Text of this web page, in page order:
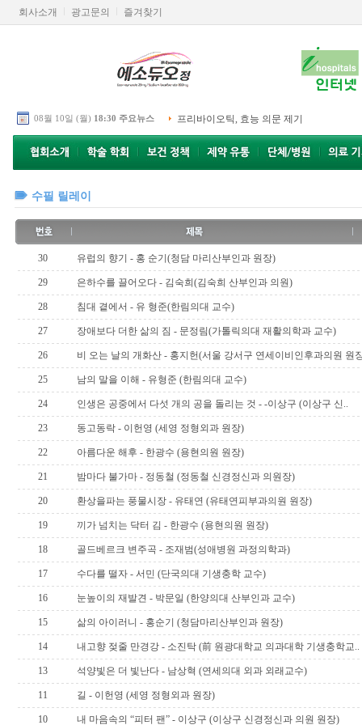
회사소개 광고문의 즐겨찾기
08월 10일 (월) 18:30 주요뉴스 프리바이오틱, 효능 의문 제기
수필 릴레이
30 유럽의 향기 - 홍 순기(청담 마리산부인과 원장)
29 은하수를 끌어오다 - 김숙희(김숙희 산부인과 의원)
28 침대 곁에서 - 유 형준(한림의대 교수)
27 장애보다 더한 삶의 짐 - 문정림(가톨릭의대 재활의학과 교수)
26 비 오는 날의 개화산 - 홍지헌(서울 강서구 연세이비인후과의원 원
25 남의 말을 이해 - 유형준 (한림의대 교수)
24 인생은 공중에서 다섯 개의 공을 돌리는 것 - -이상구 (이상구 신..
23 동고동락 - 이헌영 (세영 정형외과 원장)
22 아름다운 해후 - 한광수 (용현의원 원장)
21 밤마다 불가마 - 정동철 (정동철 신경정신과 의원장)
20 환상을파는 풍물시장 - 유태연 (유태연피부과의원 원장)
19 끼가 넘치는 닥터 김 - 한광수 (용현의원 원장)
18 골드베르크 변주곡 - 조재범(성애병원 과정의학과)
17 수다를 떨자 - 서민 (단국의대 기생충학 교수)
16 눈높이의 재발견 - 박문일 (한양의대 산부인과 교수)
15 삶의 아이러니 - 홍순기 (청담마리산부인과 원장)
14 내고향 젖줄 만경강 - 소진탁 (前 원광대학교 의과대학 기생충학교..
13 석양빛은 더 빛난다 - 남상혁 (연세의대 외과 외래교수)
11 길 - 이헌영 (세영 정형외과 원장)
10 내 마음속의 “피터 팬” - 이상구 (이상구 신경정신과 의원 원장)